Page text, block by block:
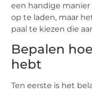
een handige
op te laden, maar
paal te kiezen die
Bepalen
hebt
Ten eerste is het